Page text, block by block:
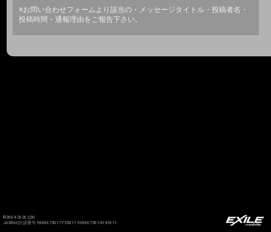
※お問い合わせフォームより該当の・メッセージタイトル・投稿者名・
投稿時間・通報理由をご報告下さい。
©2004-2026 LDH
JASRAC許諾番号 9008675017Y55011 9008675014Y41011